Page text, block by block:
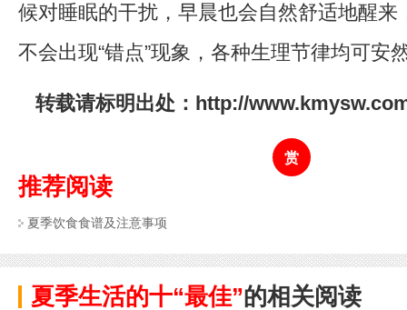
候对睡眠的干扰，早晨也会自然舒适地醒来
不会出现“错点”现象，各种生理节律均可安
转载请标明出处：http://
赏
推荐阅读
夏季饮食食谱及注意事项
夏季生活的十“最佳”的相关阅读